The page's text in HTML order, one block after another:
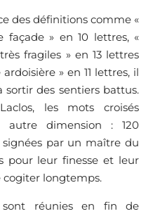
des définitions comme «
façade » en 10 lettres, «
fragiles » en 13 lettres
» en 11 lettres, il
des sentiers battus.
les mots croisés
autre dimension : 120
signées par un maître du
pour leur finesse et leur
cogiter longtemps.
sont réunies en fin de